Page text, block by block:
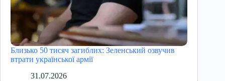
Близько 50 тисяч загиблих: Зеленський озвучив
втрати української армії
31.07.2026